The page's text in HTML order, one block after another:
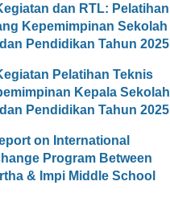
dan RTL: Pelatihan
Kepemimpinan Sekolah
Pendidikan Tahun 2025
Pelatihan Teknis
Kepala Sekolah
Pendidikan Tahun 2025
on International
Program Between
& Impi Middle School